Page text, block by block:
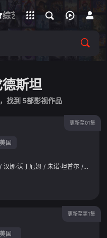
综艺 动漫 短剧
立即登录
德斯坦
找到 5部影视作品
更新至01集
美国
/ 汉娜·沃丁厄姆 / 朱诺·坦普尔 / 布雷特
更新至第1集
美国